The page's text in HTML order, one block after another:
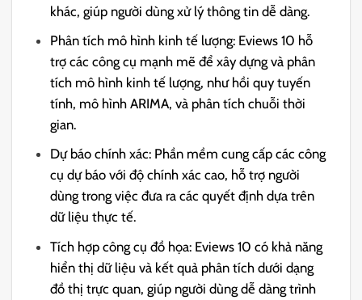
khác, giúp người dùng xử lý thông tin dễ dàng.
Phân tích mô hình kinh tế lượng: Eviews 10 hỗ
trợ các công cụ mạnh mẽ để xây dựng và phân
tích mô hình kinh tế lượng, như hồi quy tuyến
tính, mô hình ARIMA, và phân tích chuỗi thời
gian.
Dự báo chính xác: Phần mềm cung cấp các công
cụ dự báo với độ chính xác cao, hỗ trợ người
dùng trong việc đưa ra các quyết định dựa trên
dữ liệu thực tế.
Tích hợp công cụ đồ họa: Eviews 10 có khả năng
hiển thị dữ liệu và kết quả phân tích dưới dạng
đồ thị trực quan, giúp người dùng dễ dàng trình